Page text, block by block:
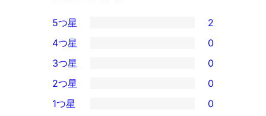
2
5-
星
レ
ビ
5つ星 2
4-
星
レ
4つ星 0
0
3-
星
3つ星 0
2-
2つ星 0
1つ星 0